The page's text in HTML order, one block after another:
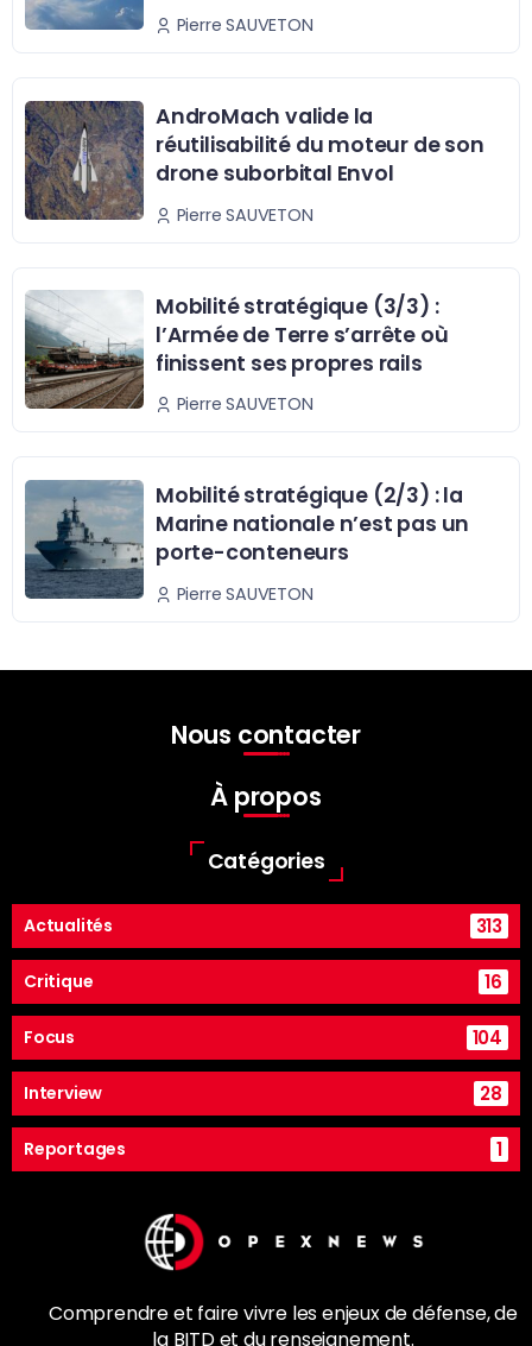
Pierre SAUVETON
AndroMach valide la
réutilisabilité du moteur de son
drone suborbital Envol
Pierre SAUVETON
Mobilité stratégique (3/3) :
l’Armée de Terre s’arrête où
finissent ses propres rails
Pierre SAUVETON
Mobilité stratégique (2/3) : la
Marine nationale n’est pas un
porte-conteneurs
Pierre SAUVETON
Nous contacter
À propos
Catégories
Actualités 313
Critique 16
Focus 104
Interview 28
Reportages 1
Comprendre et faire vivre les enjeux dedéfense, de
la BITDet du renseignement.